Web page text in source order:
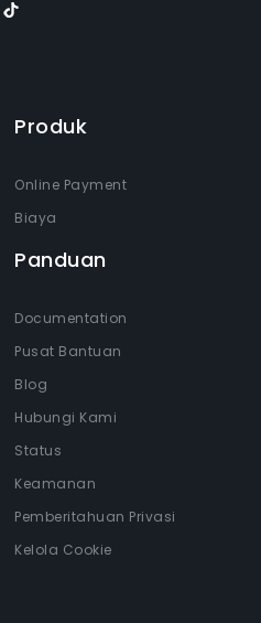
Produk
Online Payment
Biaya
Panduan
Documentation
Pusat Bantuan
Blog
Hubungi Kami
Status
Keamanan
Pemberitahuan Privasi
Kelola Cookie